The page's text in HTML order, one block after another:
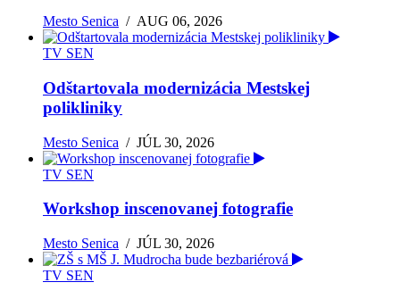
Mesto Senica /AUG 06, 2026
TV SEN
Odštartovala modernizácia Mestskej
polikliniky
Mesto Senica /JÚL 30, 2026
TV SEN
Workshop inscenovanej fotografie
Mesto Senica /JÚL 30, 2026
TV SEN